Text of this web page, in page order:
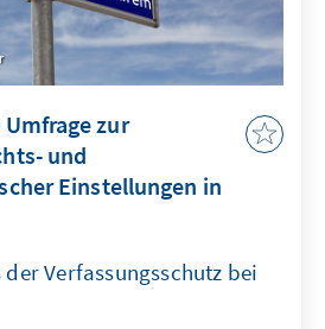
zur
und
Einstellungen in
der Verfassungsschutz bei